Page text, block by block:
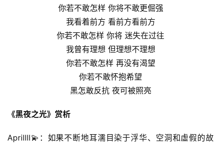
你若不敢怎样 你将不敢更倔强
我看着前方 看前方看前方
你若不敢怎样 你将 迷失在过往
我曾有理想 但理想不理想
你若不敢怎样 再没有渴望
你若不敢怀抱希望
黑怎敢反抗 夜可被照亮
《黑夜之光》赏析
Aprillll💫：如果不断地耳濡目染于浮华、空洞和虛假的故